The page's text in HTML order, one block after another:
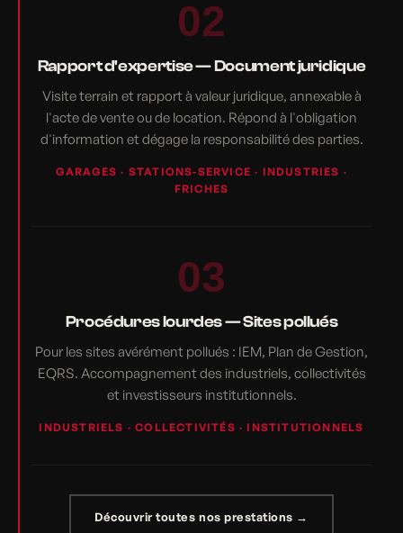
02
Rapport d'expertise — Document juridique
Visite terrain et rapport à valeur juridique, annexable à
l'acte de vente ou de location. Répond à l'obligation
d'information et dégage la responsabilité des parties.
GARAGES · STATIONS-SERVICE · INDUSTRIES ·
FRICHES
03
Procédures lourdes — Sites pollués
Pour les sites avérément pollués : IEM, Plan de Gestion,
EQRS. Accompagnement des industriels, collectivités
et investisseurs institutionnels.
INDUSTRIELS · COLLECTIVITÉS · INSTITUTIONNELS
Découvrir toutes nos prestations →